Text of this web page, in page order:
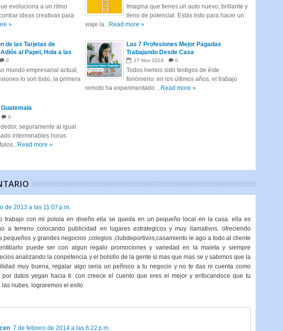
evoluciona a un ritmo
ideas creativas para
»
Imagina que tienes un auto nuevo, brillante y
lleno de potencial. Estás listo para hacer un
viaje la...Read more »
de las Tarjetas de
al Papel, Hola a las
0
mundo empresarial actual,
lo son todo, la primera
Las 7 Profesiones Mejor Pagadas
Trabajando Desde Casa
27 Nov 2024 0
Todos hemos sido testigos de éste
fonómeno: en los últimos años, el trabajo
remoto ha experimentado ...Read more »
0
seguramente al igual
interminables horas
Read more »
de 2013 a las 11:07 p.m.
trabajo con mi polola en diseño ella se queda en un pequeño local en la casa. ella es
a terreno colocando publicidad en lugares estrategicos y muy llamativos. ofreciendo
pequeños y grandes negocios ,colegios ,clubdeportivos,casamiento le ago a todo.al cliente
puede ser con algun regalo promociones y variedad en la maleta y siempre
analizando la conpetencia y el bolsillo de la gente si mas que mas se y sabimos que la
muy buena, regalar algo seria un peñisco a tu negocio y no te das ni cuenta como
por datos yegan hacia ti. con creece el cuento que eres el mejor y enfocandoce que tu
nubes. lograremos el exito
7 de febrero de 2014 a las 6:22 p.m.